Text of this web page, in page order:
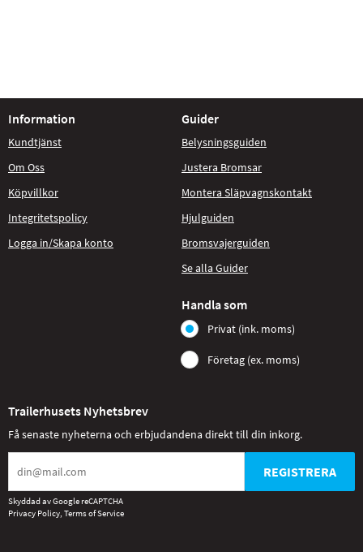
Information
Kundtjänst
Om Oss
Köpvillkor
Integritetspolicy
Logga in/Skapa konto
Guider
Belysningsguiden
Justera Bromsar
Montera Släpvagnskontakt
Hjulguiden
Bromsvajerguiden
Se alla Guider
Handla som
Privat (ink. moms)
Företag (ex. moms)
Trailerhusets Nyhetsbrev
Få senaste nyheterna och erbjudandena direkt till din inkorg.
REGISTRERA
Skyddad av Google reCAPTCHA
Privacy Policy, Terms of Service